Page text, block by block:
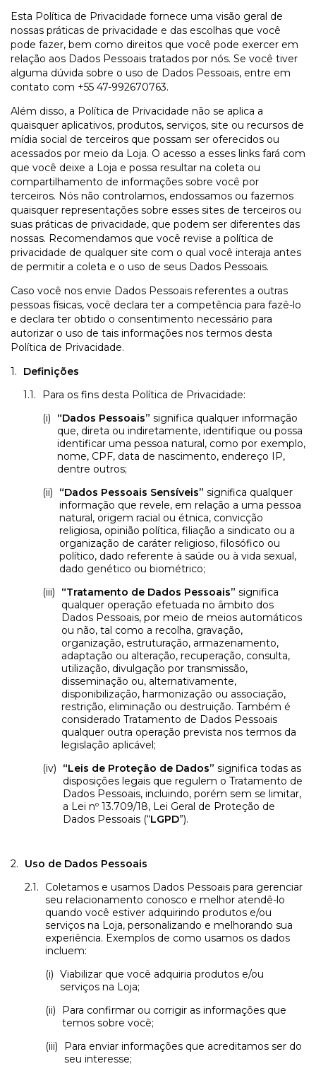
Esta Política de Privacidade fornece uma visão geral de
nossas práticas de privacidade e das escolhas que você
pode fazer, bem como direitos que você pode exercer em
relação aos Dados Pessoais tratados por nós. Se você tiver
alguma dúvida sobre o uso de Dados Pessoais, entre em
contato com +55 47-992670763.
Além disso, a Política de Privacidade não se aplica a
quaisquer aplicativos, produtos, serviços, site ou recursos de
mídia social de terceiros que possam ser oferecidos ou
acessados por meio da Loja. O acesso a esses links fará com
que você deixe a Loja e possa resultar na coleta ou
compartilhamento de informações sobre você por
terceiros. Nós não controlamos, endossamos ou fazemos
quaisquer representações sobre esses sites de terceiros ou
suas práticas de privacidade, que podem ser diferentes das
nossas. Recomendamos que você revise a política de
privacidade de qualquer site com o qual você interaja antes
de permitir a coleta e o uso de seus Dados Pessoais.
Caso você nos envie Dados Pessoais referentes a outras
pessoas físicas, você declara ter a competência para fazê-lo
e declara ter obtido o consentimento necessário para
autorizar o uso de tais informações nos termos desta
Política de Privacidade.
Definições
Para os fins desta Política de Privacidade:
“Dados Pessoais” significa qualquer informação
que, direta ou indiretamente, identifique ou possa
identificar uma pessoa natural, como por exemplo,
nome, CPF, data de nascimento, endereço IP,
dentre outros;
“Dados Pessoais Sensíveis” significa qualquer
informação que revele, em relação a uma pessoa
natural, origem racial ou étnica, convicção
religiosa, opinião política, filiação a sindicato ou a
organização de caráter religioso, filosófico ou
político, dado referente à saúde ou à vida sexual,
dado genético ou biométrico;
“Tratamento de Dados Pessoais” significa
qualquer operação efetuada no âmbito dos
Dados Pessoais, por meio de meios automáticos
ou não, tal como a recolha, gravação,
organização, estruturação, armazenamento,
adaptação ou alteração, recuperação, consulta,
utilização, divulgação por transmissão,
disseminação ou, alternativamente,
disponibilização, harmonização ou associação,
restrição, eliminação ou destruição. Também é
considerado Tratamento de Dados Pessoais
qualquer outra operação prevista nos termos da
legislação aplicável;
“Leis de Proteção de Dados” significa todas as
disposições legais que regulem o Tratamento de
Dados Pessoais, incluindo, porém sem se limitar,
a Lei nº 13.709/18, Lei Geral de Proteção de
Dados Pessoais (“LGPD”).
Uso de Dados Pessoais
Coletamos e usamos Dados Pessoais para gerenciar
seu relacionamento conosco e melhor atendê-lo
quando você estiver adquirindo produtos e/ou
serviços na Loja, personalizando e melhorando sua
experiência. Exemplos de como usamos os dados
incluem:
Viabilizar que você adquiria produtos e/ou
serviços na Loja;
Para confirmar ou corrigir as informações que
temos sobre você;
Para enviar informações que acreditamos ser do
seu interesse;